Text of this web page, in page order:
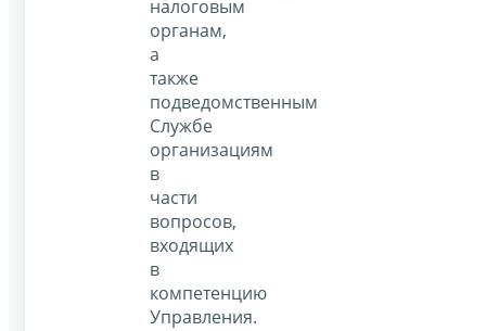
налоговым
органам,
а
также
подведомственным
Службе
организациям
в
части
вопросов,
входящих
в
компетенцию
Управления.